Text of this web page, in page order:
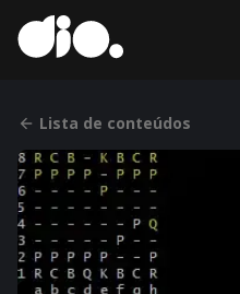
Lista de conteúdos